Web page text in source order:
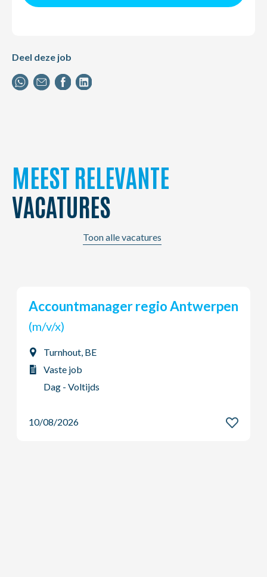
Deel deze job
MEEST RELEVANTE
VACATURES
Toon alle vacatures
Sales Officer
Balegem, BE
Vaste job
Dag - Voltijds
10/08/2026